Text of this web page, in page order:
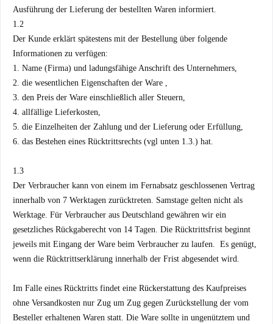
Ausführung der Lieferung der bestellten Waren informiert.
1.2
Der Kunde erklärt spätestens mit der Bestellung über folgende
Informationen zu verfügen:
1. Name (Firma) und ladungsfähige Anschrift des Unternehmers,
2. die wesentlichen Eigenschaften der Ware ,
3. den Preis der Ware einschließlich aller Steuern,
4. allfällige Lieferkosten,
5. die Einzelheiten der Zahlung und der Lieferung oder Erfüllung,
6. das Bestehen eines Rücktrittsrechts (vgl unten 1.3.) hat.
1.3
Der Verbraucher kann von einem im Fernabsatz geschlossenen Vertrag
innerhalb von 7 Werktagen zurücktreten. Samstage gelten nicht als
Werktage. Für Verbraucher aus Deutschland gewähren wir ein
gesetzliches Rückgaberecht von 14 Tagen. Die Rücktrittsfrist beginnt
jeweils mit Eingang der Ware beim Verbraucher zu laufen. Es genügt,
wenn die Rücktrittserklärung innerhalb der Frist abgesendet wird.
Im Falle eines Rücktritts findet eine Rückerstattung des Kaufpreises
ohne Versandkosten nur Zug um Zug gegen Zurückstellung der vom
Besteller erhaltenen Waren statt. Die Ware sollte in ungenütztem und